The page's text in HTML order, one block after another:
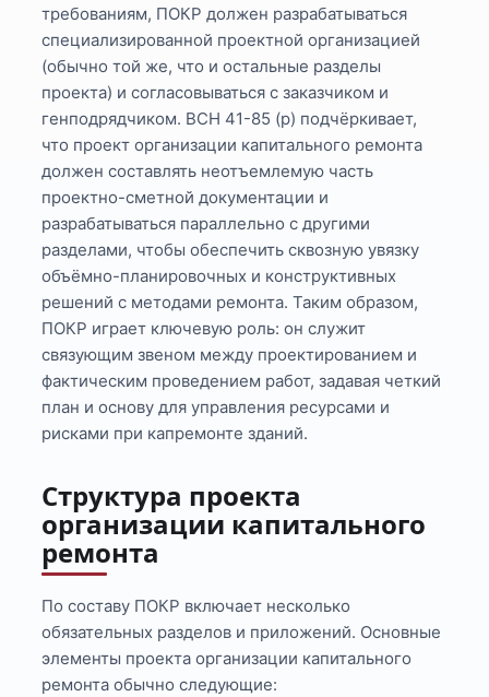
требованиям, ПОКР должен разрабатываться
специализированной проектной организацией
(обычно той же, что и остальные разделы
проекта) и согласовываться с заказчиком и
генподрядчиком. ВСН 41-85 (р) подчёркивает,
что проект организации капитального ремонта
должен составлять неотъемлемую часть
проектно-сметной документации и
разрабатываться параллельно с другими
разделами, чтобы обеспечить сквозную увязку
объёмно-планировочных и конструктивных
решений с методами ремонта. Таким образом,
ПОКР играет ключевую роль: он служит
связующим звеном между проектированием и
фактическим проведением работ, задавая четкий
план и основу для управления ресурсами и
рисками при капремонте зданий.
Структура проекта
организации капитального
ремонта
По составу ПОКР включает несколько
обязательных разделов и приложений. Основные
элементы проекта организации капитального
ремонта обычно следующие: